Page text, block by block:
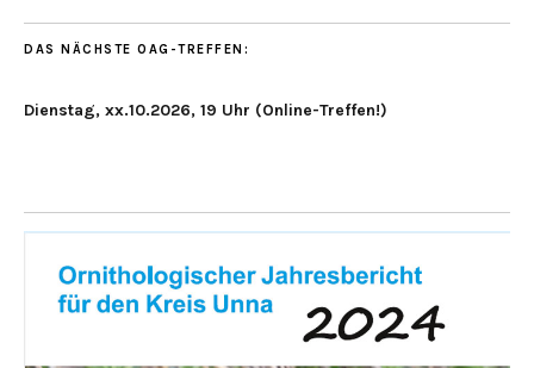
DAS NÄCHSTE OAG-TREFFEN:
Dienstag, xx.10.2026, 19 Uhr (Online-Treffen!)